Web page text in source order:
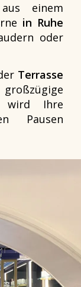
einem
in Ruhe
oder
Terrasse
wird Ihre
Pausen